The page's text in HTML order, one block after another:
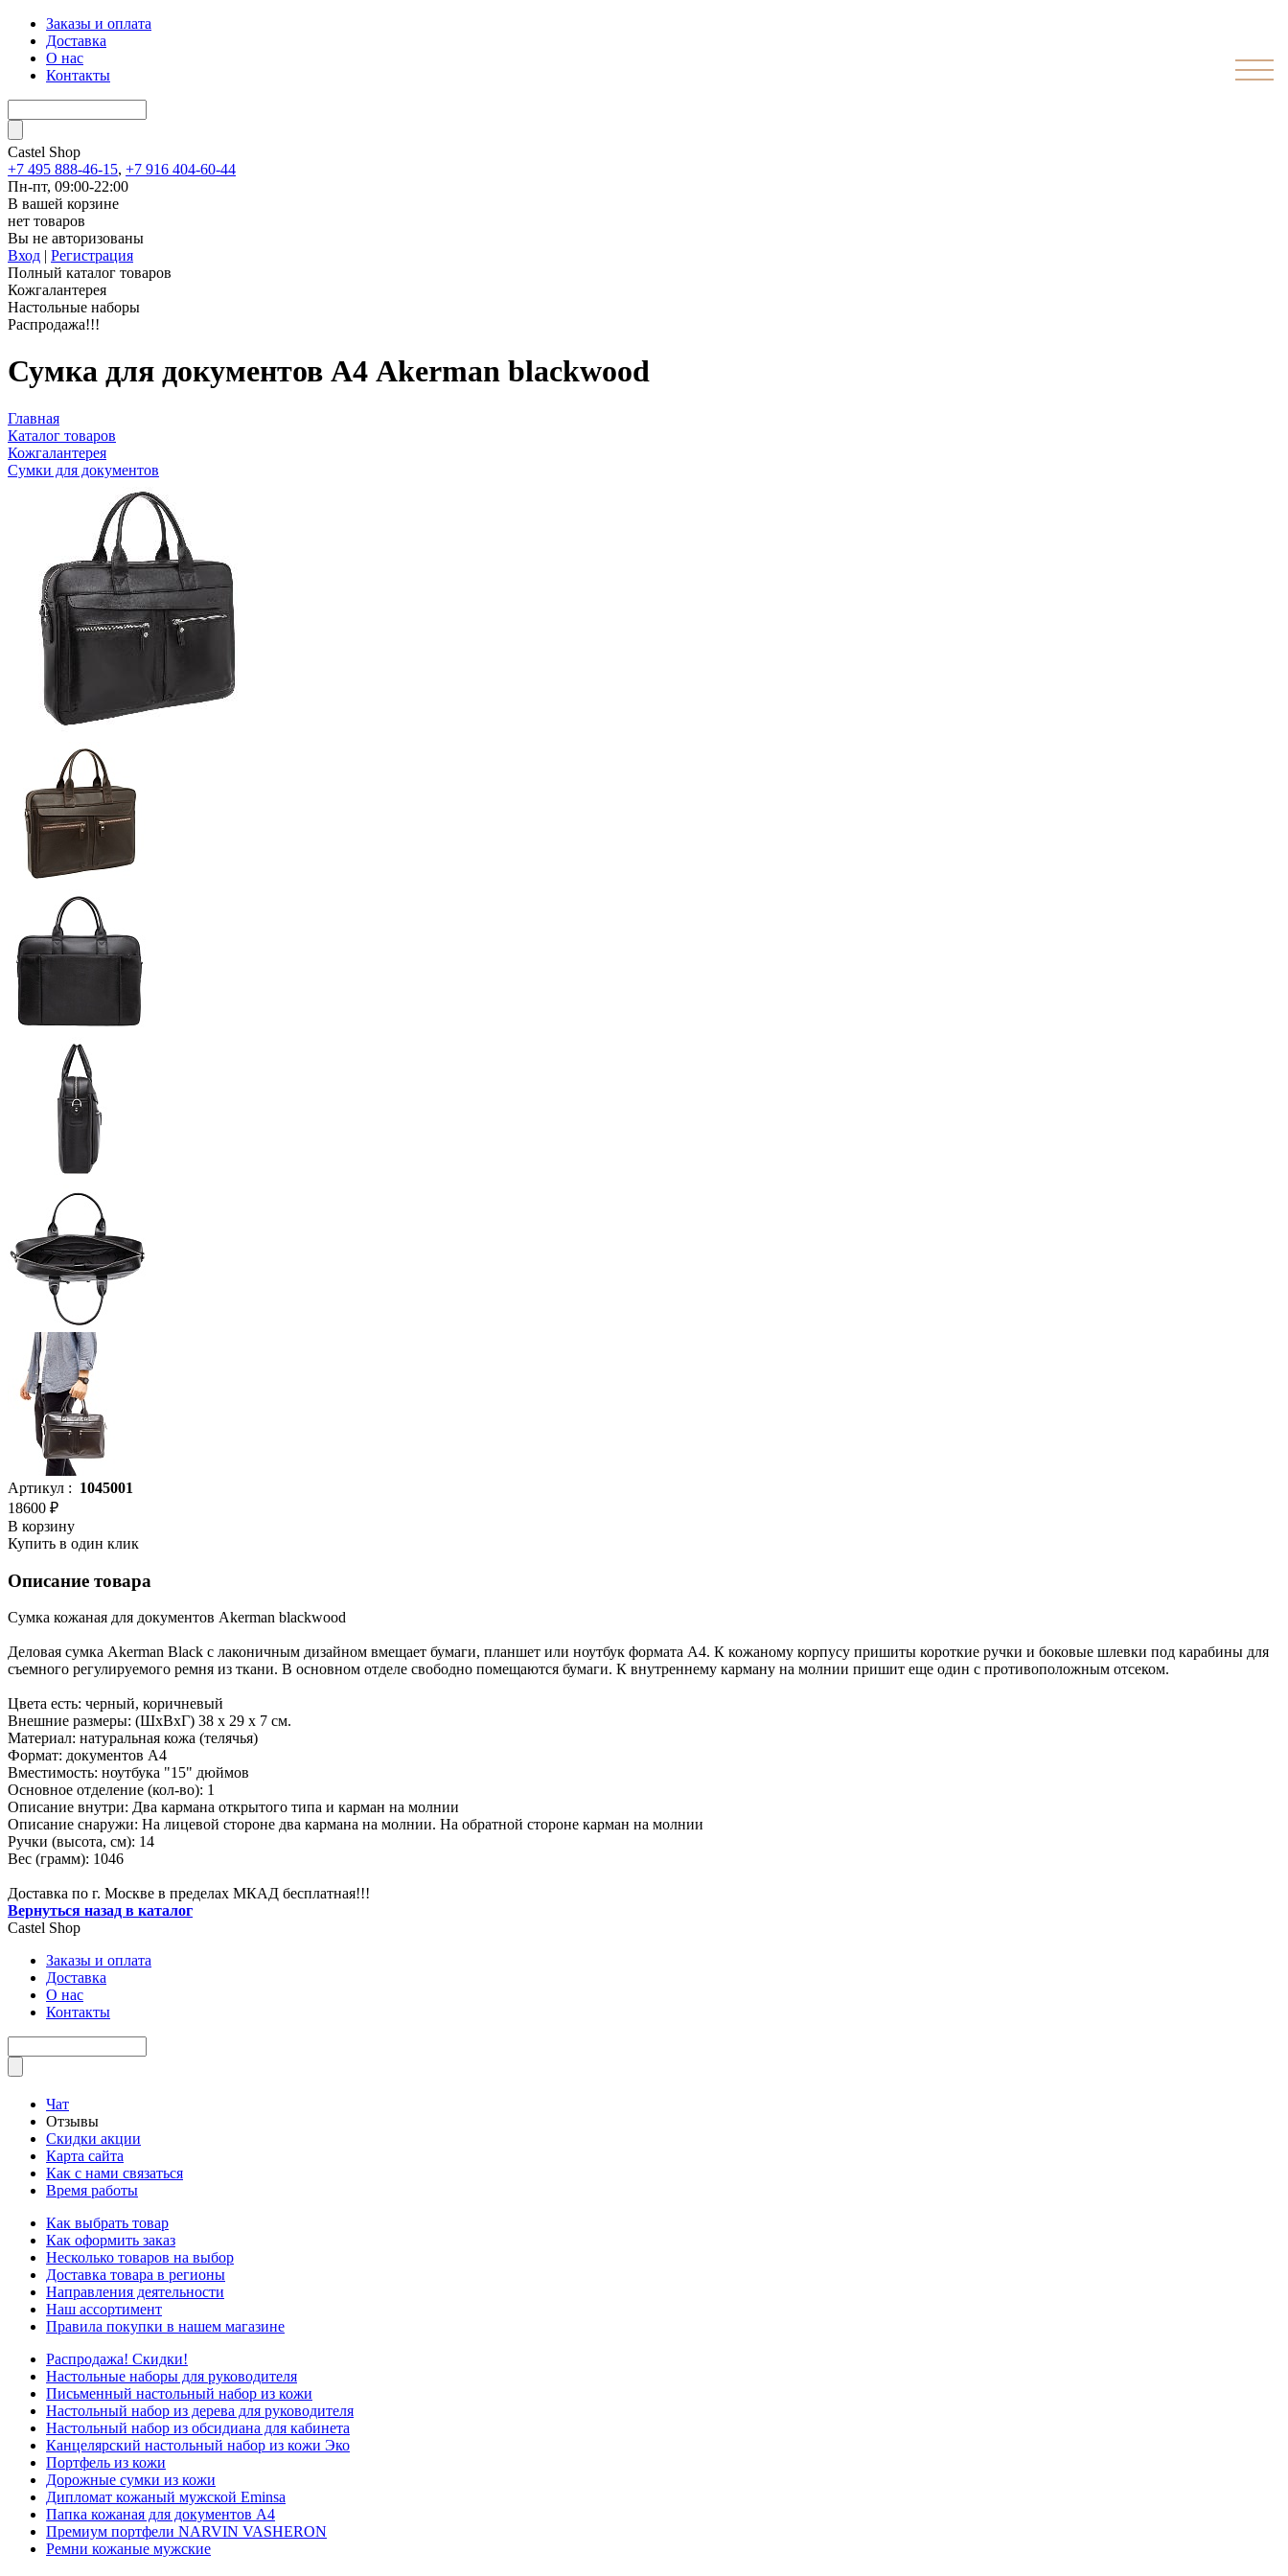
Заказы и оплата
Доставка
О нас
Контакты
Castel Shop
+7 495 888-46-15, +7 916 404-60-44
Пн-пт, 09:00-22:00
В вашей корзине
нет товаров
Вы не авторизованы
Вход | Регистрация
Полный каталог товаров
Кожгалантерея
Настольные наборы
Распродажа!!!
Сумка для документов А4 Akerman blackwood
Главная
Каталог товаров
Кожгалантерея
Сумки для документов
Артикул : 1045001
18600 ₽
В корзину
Купить в один клик
Описание товара
Сумка кожаная для документов Akerman blackwood
Деловая сумка Akerman Black с лаконичным дизайном вмещает бумаги, планшет или ноутбук формата A4. К кожаному корпусу пришиты короткие ручки и боковые шлевки под карабины для
съемного регулируемого ремня из ткани. В основном отделе свободно помещаются бумаги. К внутреннему карману на молнии пришит еще один с противоположным отсеком.
Цвета есть: черный, коричневый
Внешние размеры: (ШхВхГ) 38 х 29 х 7 см.
Материал: натуральная кожа (телячья)
Формат: документов А4
Вместимость: ноутбука "15" дюймов
Основное отделение (кол-во): 1
Описание внутри: Два кармана открытого типа и карман на молнии
Описание снаружи: На лицевой стороне два кармана на молнии. На обратной стороне карман на молнии
Ручки (высота, см): 14
Вес (грамм): 1046
Доставка по г. Москве в пределах МКАД бесплатная!!!
Вернуться назад в каталог
Castel Shop
Заказы и оплата
Доставка
О нас
Контакты
Чат
Отзывы
Скидки акции
Карта сайта
Как с нами связаться
Время работы
Как выбрать товар
Как оформить заказ
Несколько товаров на выбор
Доставка товара в регионы
Направления деятельности
Наш ассортимент
Правила покупки в нашем магазине
Распродажа! Скидки!
Настольные наборы для руководителя
Письменный настольный набор из кожи
Настольный набор из дерева для руководителя
Настольный набор из обсидиана для кабинета
Канцелярский настольный набор из кожи Эко
Портфель из кожи
Дорожные сумки из кожи
Дипломат кожаный мужской Eminsa
Папка кожаная для документов А4
Премиум портфели NARVIN VASHERON
Ремни кожаные мужские